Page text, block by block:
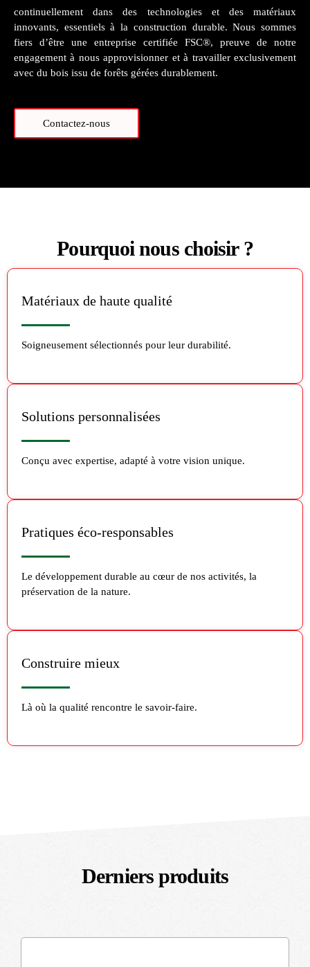
continuellement dans des technologies et des matériaux
innovants, essentiels à la construction durable. Nous sommes
fiers d’être une entreprise certifiée FSC®, preuve de notre
engagement à nous approvisionner et à travailler exclusivement
avec du bois issu de forêts gérées durablement.
Contactez-nous
Pourquoi nous choisir ?
Matériaux de haute qualité
Soigneusement sélectionnés pour leur durabilité.
Solutions personnalisées
Conçu avec expertise, adapté à votre vision unique.
Pratiques éco-responsables
Le développement durable au cœur de nos activités, la
préservation de la nature.
Construire mieux
Là où la qualité rencontre le savoir-faire.
Derniers produits